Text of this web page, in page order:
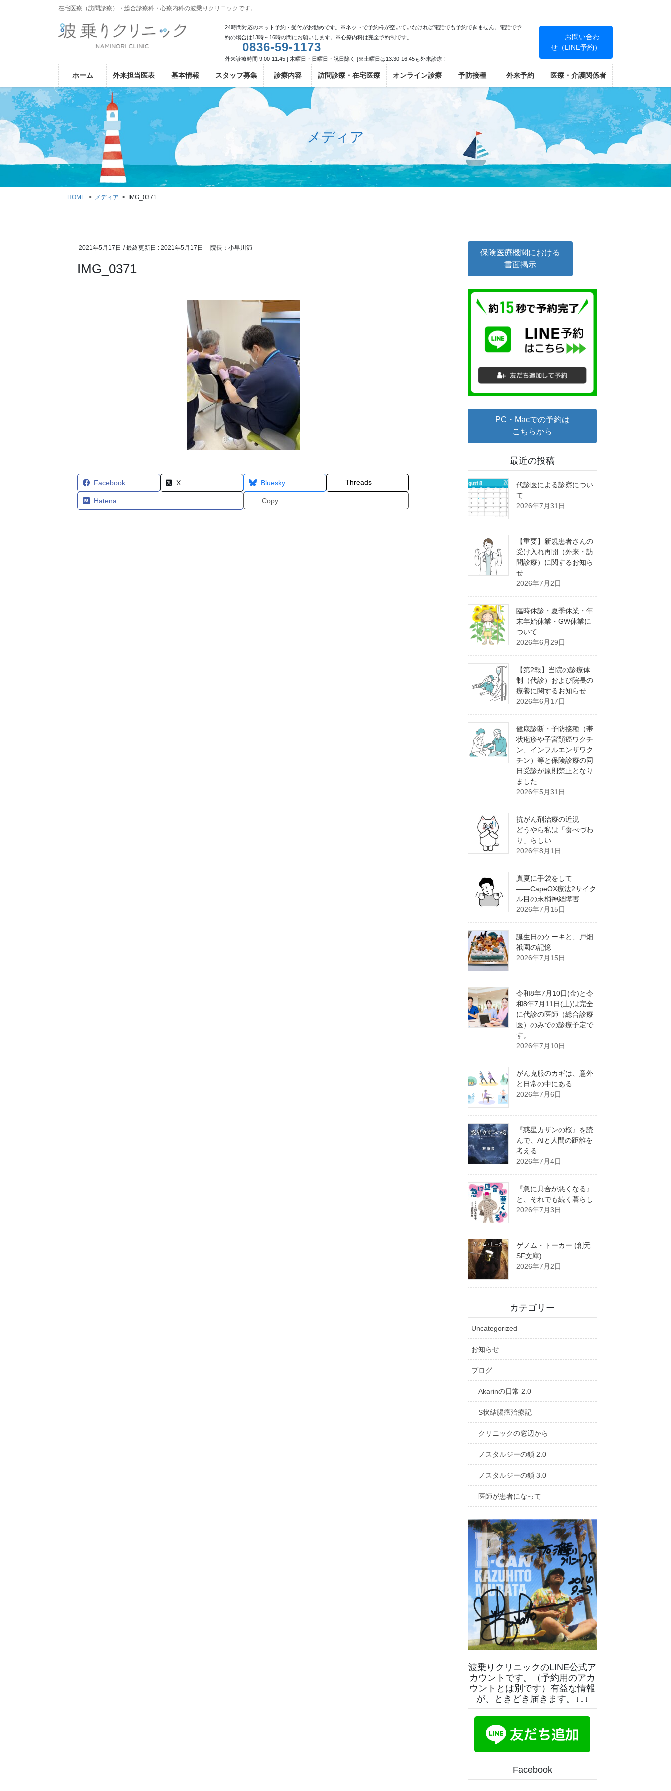
動
に
在宅医療（訪問診療）・総合診療科・心療内科の波乗りクリニックです。
24時間対応のネット予約・受付がお勧めです。※ネットで予約枠が空いていなければ電話でも予約できません。電話で予
約の場合は13時～16時の間にお願いします。※心療内科は完全予約制です。
0836-59-1173
外来診療時間 9:00-11:45 [ 木曜日・日曜日・祝日除く ]※土曜日は13:30-16:45も外来診療！
お問い合わ
せ（LINE予約）
ホーム 外来担当医表 基本情報 スタッフ募集 診療内容 訪問診療・在宅医療 オンライン診療 予防接種 外来予約 医療・介護関係者
メディア
HOME メディア IMG_0371
2021年5月17日 / 最終更新日 :2021年5月17日 院長：小早川節
IMG_0371
Facebook X Bluesky Threads
Hatena Copy
保険医療機関における
書面掲示
PC・Macでの予約は
こちらから
最近の投稿
代診医による診察につい
て
2026年7月31日
【重要】新規患者さんの
受け入れ再開（外来・訪
問診療）に関するお知ら
せ
2026年7月2日
臨時休診・夏季休業・年
末年始休業・GW休業に
ついて
2026年6月29日
【第2報】当院の診療体
制（代診）および院長の
療養に関するお知らせ
2026年6月17日
健康診断・予防接種（帯
状疱疹や子宮頚癌ワクチ
ン、インフルエンザワク
チン）等と保険診療の同
日受診が原則禁止となり
ました
2026年5月31日
抗がん剤治療の近況――
どうやら私は「食べづわ
り」らしい
2026年8月1日
真夏に手袋をして
――CapeOX療法2サイク
ル目の末梢神経障害
2026年7月15日
誕生日のケーキと、戸畑
祇園の記憶
2026年7月15日
令和8年7月10日(金)と令
和8年7月11日(土)は完全
に代診の医師（総合診療
医）のみでの診療予定で
す。
2026年7月10日
がん克服のカギは、意外
と日常の中にある
2026年7月6日
『惑星カザンの桜』を読
んで、AIと人間の距離を
考える
2026年7月4日
『急に具合が悪くなる』
と、それでも続く暮らし
2026年7月3日
ゲノム・トーカー (創元
SF文庫)
2026年7月2日
カテゴリー
Uncategorized
お知らせ
ブログ
Akarinの日常 2.0
S状結腸癌治療記
クリニックの窓辺から
ノスタルジーの鎖 2.0
ノスタルジーの鎖 3.0
医師が患者になって
波乗りクリニックのLINE公式ア
カウントです。（予約用のアカ
ウントとは別です）有益な情報
が、ときどき届きます。↓↓↓
Facebook